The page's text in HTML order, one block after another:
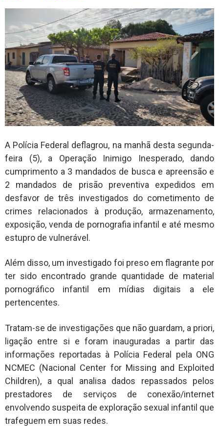
A Polícia Federal deflagrou, na manhã desta segunda-
feira (5), a Operação Inimigo Inesperado, dando
cumprimento a 3 mandados de busca e apreensão e
2 mandados de prisão preventiva expedidos em
desfavor de três investigados do cometimento de
crimes relacionados à produção, armazenamento,
exposição, venda de pornografia infantil e até mesmo
estupro de vulnerável.
Além disso, um investigado foi preso em flagrante por
ter sido encontrado grande quantidade de material
pornográfico infantil em mídias digitais a ele
pertencentes.
Tratam-se de investigações que não guardam, a priori,
ligação entre si e foram inauguradas a partir das
informações reportadas à Polícia Federal pela ONG
NCMEC (Nacional Center for Missing and Exploited
Children), a qual analisa dados repassados pelos
prestadores de serviços de conexão/internet
envolvendo suspeita de exploração sexual infantil que
trafeguem em suas redes.